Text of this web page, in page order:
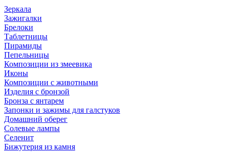
Зеркала
Зажигалки
Брелоки
Таблетницы
Пирамиды
Пепельницы
Композиции из змеевика
Иконы
Композиции с животными
Изделия с бронзой
Бронза с янтарем
Запонки и зажимы для галстуков
Домашний оберег
Солевые лампы
Селенит
Бижутерия из камня